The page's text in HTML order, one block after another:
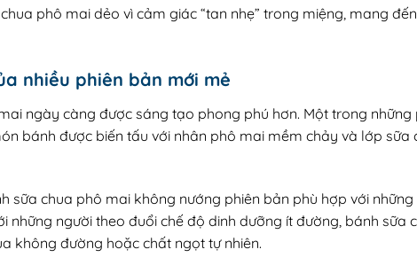
phô mai dẻo vì cảm giác “tan nhẹ” trong miệng, mang
nhiều phiên bản mới mẻ
ngày càng được sáng tạo phong phú hơn. Một trong
bánh được biến tấu với nhân phô mai mềm chảy và lớp
sữa chua phô mai không nướng phiên bản phù hợp với
những người theo đuổi chế độ dinh dưỡng ít đường, bánh
không đường hoặc chất ngọt tự nhiên.